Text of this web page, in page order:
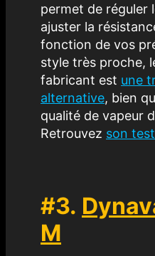
permet de réguler
ajuster la
fonction de vos
style très proche,
fabricant est une
alternative, bien
qualité de vapeur
Retrouvez son
#3.
M